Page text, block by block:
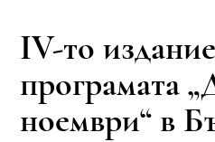
IV-то
програмата
ноември“ в